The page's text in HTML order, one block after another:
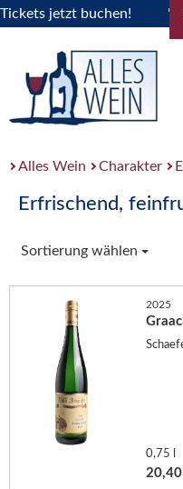
jetzt buchen!
Alles Wein Charakter
Erfrischend,
Sortierung wählen
2025
0,75 l